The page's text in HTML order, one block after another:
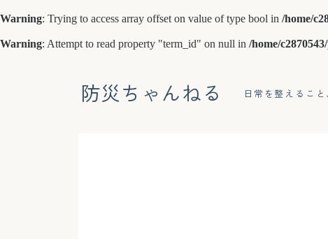
Warning: Trying to access array offset on value of type bool in /home/
Warning: Attempt to read property "term_id" on null in /home/
防災ちゃんねる 日常を整えるこ